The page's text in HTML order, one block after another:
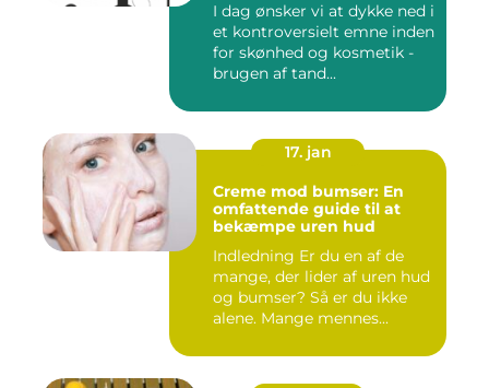
I dag ønsker vi at dykke ned i
et kontroversielt emne inden
for skønhed og kosmetik -
brugen af tand...
17. jan
Creme mod bumser: En
omfattende guide til at
bekæmpe uren hud
Indledning Er du en af de
mange, der lider af uren hud
og bumser? Så er du ikke
alene. Mange mennes...